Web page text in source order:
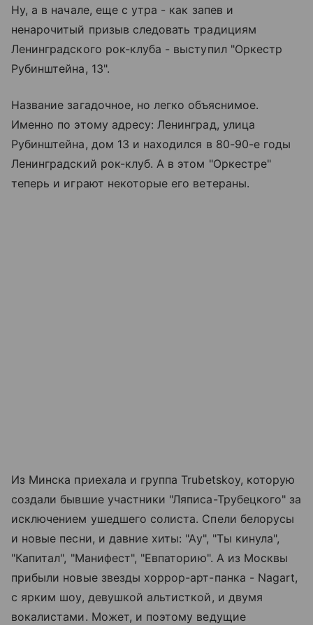
Ну, а в начале, еще с утра - как запев и
ненарочитый призыв следовать традициям
Ленинградского рок-клуба - выступил "Оркестр
Рубинштейна, 13".
Название загадочное, но легко объяснимое.
Именно по этому адресу: Ленинград, улица
Рубинштейна, дом 13 и находился в 80-90-е годы
Ленинградский рок-клуб. А в этом "Оркестре"
теперь и играют некоторые его ветераны.
Из Минска приехала и группа Trubetskoy, которую
создали бывшие участники "Ляписа-Трубецкого" за
исключением ушедшего солиста. Спели белорусы
и новые песни, и давние хиты: "Ау", "Ты кинула",
"Капитал", "Манифест", "Евпаторию". А из Москвы
прибыли новые звезды хоррор-арт-панка - Nagart,
с ярким шоу, девушкой альтисткой, и двумя
вокалистами. Может, и поэтому ведущие